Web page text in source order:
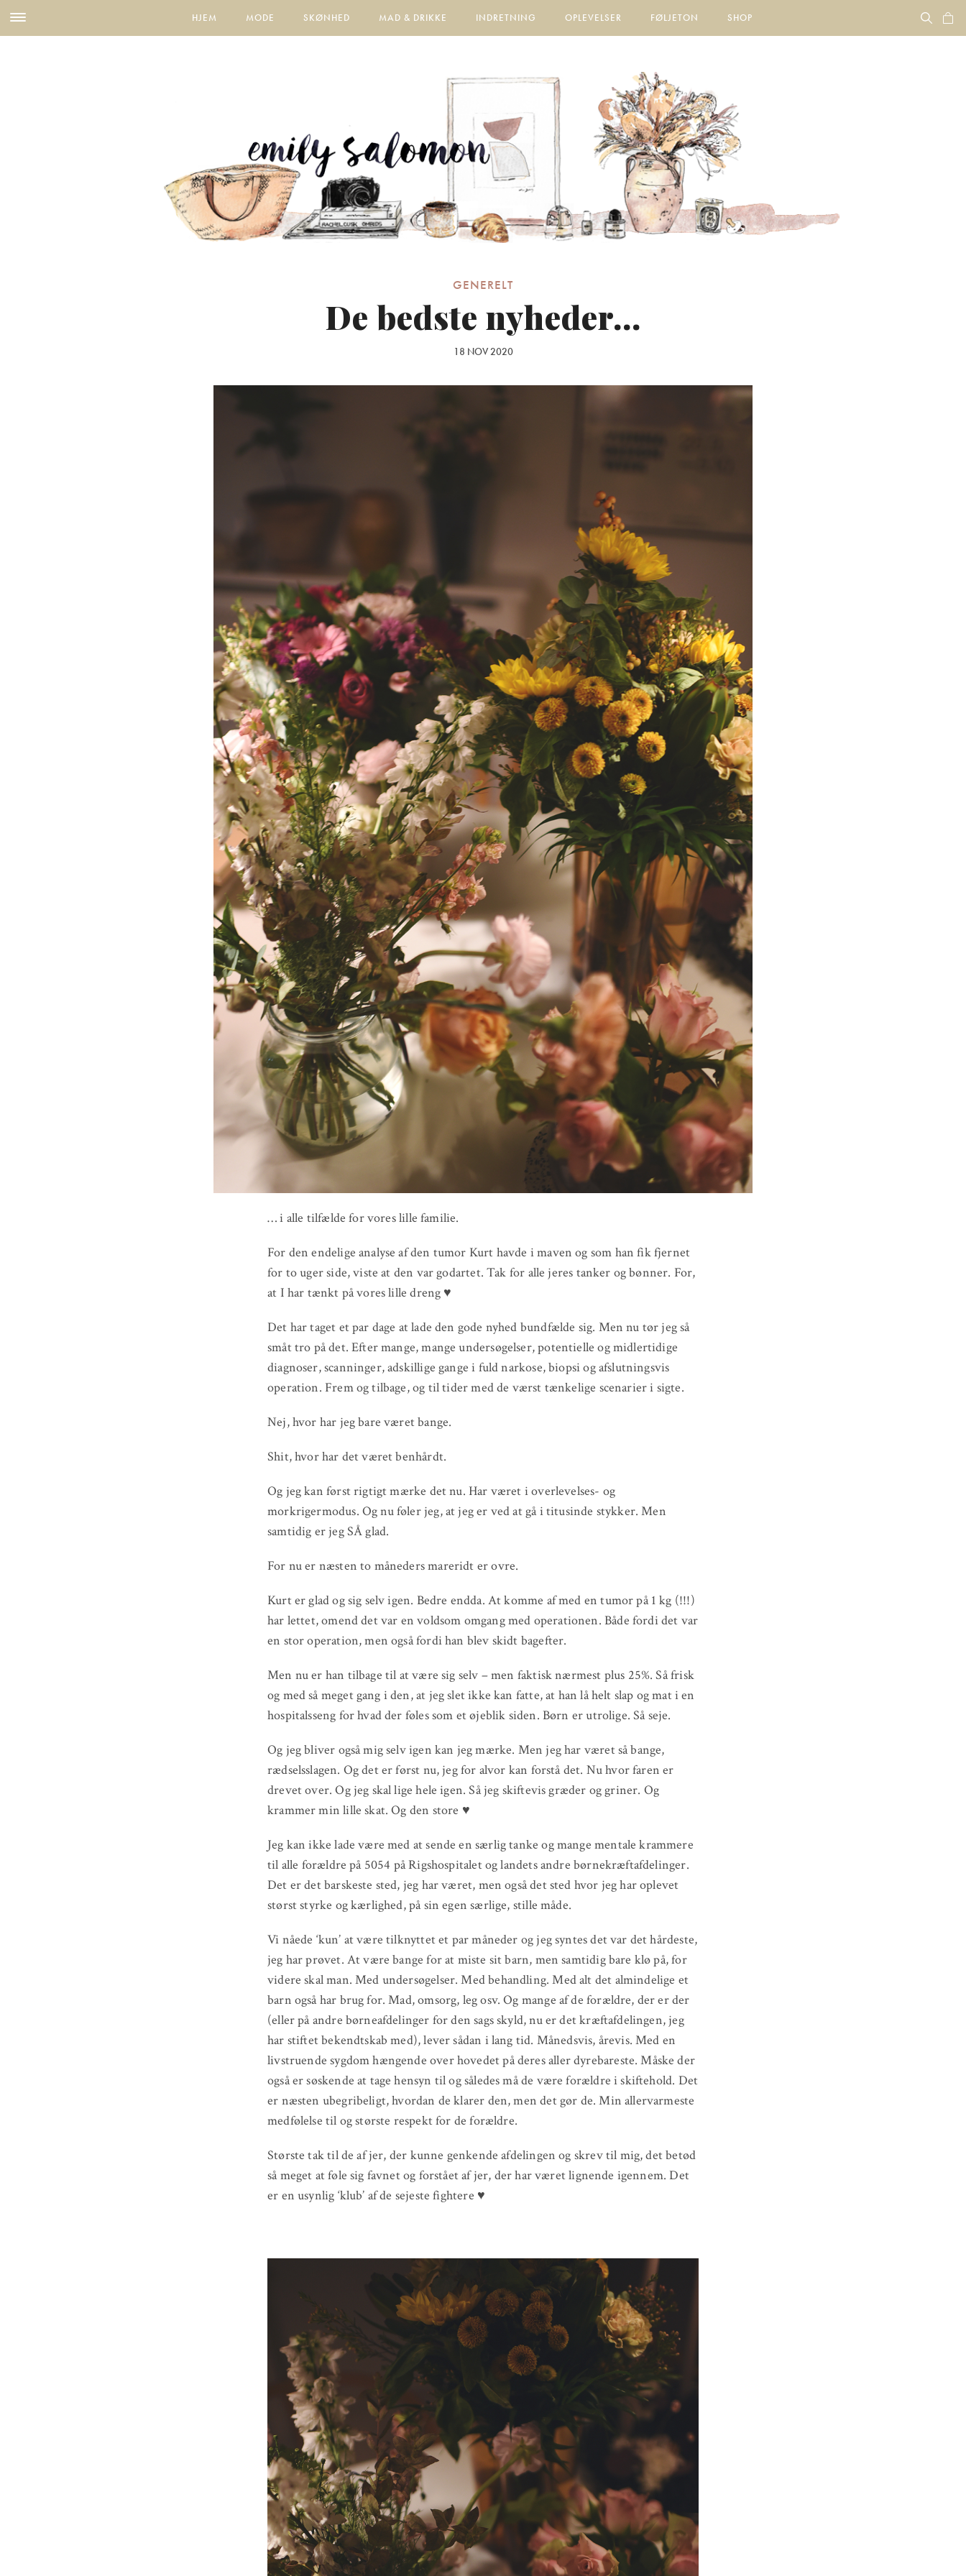
HJEM MODE SKØNHED MAD & DRIKKE INDRETNING OPLEVELSER FØLJETON SHOP
GENERELT
De bedste nyheder…
18 NOV 2020
… i alle tilfælde for vores lille familie.
For den endelige analyse af den tumor Kurt havde i maven og som han fik fjernet
for to uger side, viste at den var godartet. Tak for alle jeres tanker og bønner. For,
at I har tænkt på vores lille dreng ♥
Det har taget et par dage at lade den gode nyhed bundfælde sig. Men nu tør jeg så
småt tro på det. Efter mange, mange undersøgelser, potentielle og midlertidige
diagnoser, scanninger, adskillige gange i fuld narkose, biopsi og afslutningsvis
operation. Frem og tilbage, og til tider med de værst tænkelige scenarier i sigte.
Nej, hvor har jeg bare været bange.
Shit, hvor har det været benhårdt.
Og jeg kan først rigtigt mærke det nu. Har været i overlevelses- og
morkrigermodus. Og nu føler jeg, at jeg er ved at gå i titusinde stykker. Men
samtidig er jeg SÅ glad.
For nu er næsten to måneders mareridt er ovre.
Kurt er glad og sig selv igen. Bedre endda. At komme af med en tumor på 1 kg (!!!)
har lettet, omend det var en voldsom omgang med operationen. Både fordi det var
en stor operation, men også fordi han blev skidt bagefter.
Men nu er han tilbage til at være sig selv – men faktisk nærmest plus 25%. Så frisk
og med så meget gang i den, at jeg slet ikke kan fatte, at han lå helt slap og mat i en
hospitalsseng for hvad der føles som et øjeblik siden. Børn er utrolige. Så seje.
Og jeg bliver også mig selv igen kan jeg mærke. Men jeg har været så bange,
rædselsslagen. Og det er først nu, jeg for alvor kan forstå det. Nu hvor faren er
drevet over. Og jeg skal lige hele igen. Så jeg skiftevis græder og griner. Og
krammer min lille skat. Og den store ♥
Jeg kan ikke lade være med at sende en særlig tanke og mange mentale krammere
til alle forældre på 5054 på Rigshospitalet og landets andre børnekræftafdelinger.
Det er det barskeste sted, jeg har været, men også det sted hvor jeg har oplevet
størst styrke og kærlighed, på sin egen særlige, stille måde.
Vi nåede ‘kun’ at være tilknyttet et par måneder og jeg syntes det var det hårdeste,
jeg har prøvet. At være bange for at miste sit barn, men samtidig bare klø på, for
videre skal man. Med undersøgelser. Med behandling. Med alt det almindelige et
barn også har brug for. Mad, omsorg, leg osv. Og mange af de forældre, der er der
(eller på andre børneafdelinger for den sags skyld, nu er det kræftafdelingen, jeg
har stiftet bekendtskab med), lever sådan i lang tid. Månedsvis, årevis. Med en
livstruende sygdom hængende over hovedet på deres aller dyrebareste. Måske der
også er søskende at tage hensyn til og således må de være forældre i skiftehold. Det
er næsten ubegribeligt, hvordan de klarer den, men det gør de. Min allervarmeste
medfølelse til og største respekt for de forældre.
Største tak til de af jer, der kunne genkende afdelingen og skrev til mig, det betød
så meget at føle sig favnet og forstået af jer, der har været lignende igennem. Det
er en usynlig ‘klub’ af de sejeste fightere ♥